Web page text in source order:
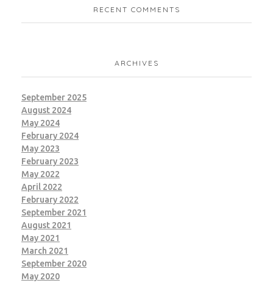
RECENT COMMENTS
ARCHIVES
September 2025
August 2024
May 2024
February 2024
May 2023
February 2023
May 2022
April 2022
February 2022
September 2021
August 2021
May 2021
March 2021
September 2020
May 2020